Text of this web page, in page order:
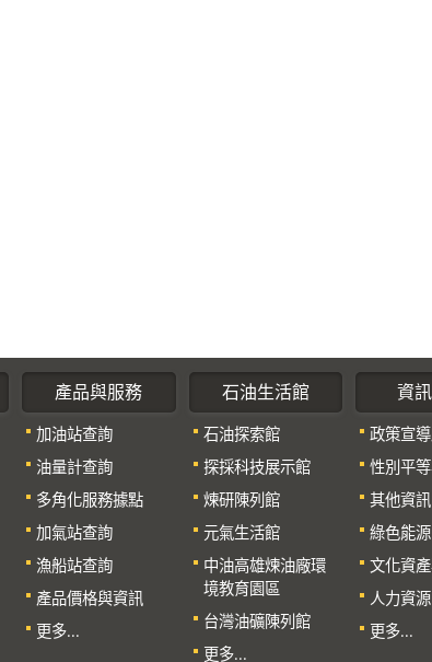
產品與服務
加油站查詢
油量計查詢
多角化服務據點
加氣站查詢
漁船站查詢
產品價格與資訊
更多...
石油生活館
石油探索館
探採科技展示館
煉研陳列館
元氣生活館
中油高雄煉油廠環
境教育園區
台灣油礦陳列館
更多...
資
政策宣
性別平
其他資訊
綠色能源
文化資
人力資源
更多...